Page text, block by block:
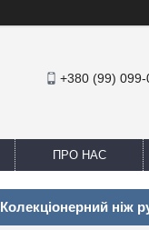
+380 (99) 099-
ПРО НАС
Колекціонерний ніж